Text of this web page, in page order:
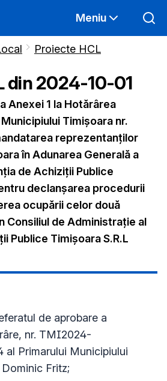
Meniu
Proiecte HCL
din2024-10-01
Anexei 1 la Hotărârea
Timișoara nr.
reprezentanților
în Adunarea Generală a
de Achiziții Publice
declanșarea procedurii
ocupării celor două
Consiliul de Administrație al
Publice Timișoara S.R.L
de aprobare a
nr. TMI2024-
al Primarului Municipiului
Fritz;